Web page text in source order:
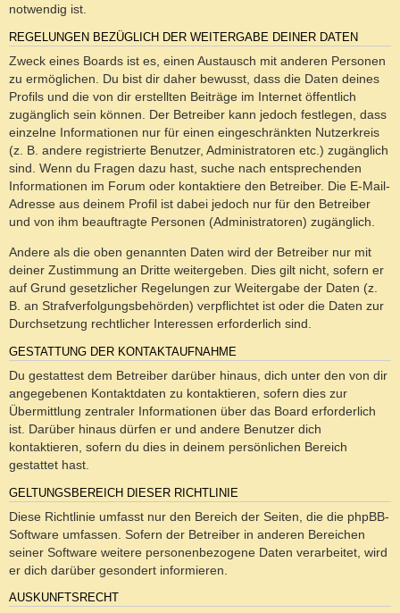
notwendig ist.
REGELUNGEN BEZÜGLICH DER WEITERGABE DEINER DATEN
Zweck eines Boards ist es, einen Austausch mit anderen Personen
zu ermöglichen. Du bist dir daher bewusst, dass die Daten deines
Profils und die von dir erstellten Beiträge im Internet öffentlich
zugänglich sein können. Der Betreiber kann jedoch festlegen, dass
einzelne Informationen nur für einen eingeschränkten Nutzerkreis
(z. B. andere registrierte Benutzer, Administratoren etc.) zugänglich
sind. Wenn du Fragen dazu hast, suche nach entsprechenden
Informationen im Forum oder kontaktiere den Betreiber. Die E-Mail-
Adresse aus deinem Profil ist dabei jedoch nur für den Betreiber
und von ihm beauftragte Personen (Administratoren) zugänglich.
Andere als die oben genannten Daten wird der Betreiber nur mit
deiner Zustimmung an Dritte weitergeben. Dies gilt nicht, sofern er
auf Grund gesetzlicher Regelungen zur Weitergabe der Daten (z.
B. an Strafverfolgungsbehörden) verpflichtet ist oder die Daten zur
Durchsetzung rechtlicher Interessen erforderlich sind.
GESTATTUNG DER KONTAKTAUFNAHME
Du gestattest dem Betreiber darüber hinaus, dich unter den von dir
angegebenen Kontaktdaten zu kontaktieren, sofern dies zur
Übermittlung zentraler Informationen über das Board erforderlich
ist. Darüber hinaus dürfen er und andere Benutzer dich
kontaktieren, sofern du dies in deinem persönlichen Bereich
gestattet hast.
GELTUNGSBEREICH DIESER RICHTLINIE
Diese Richtlinie umfasst nur den Bereich der Seiten, die die phpBB-
Software umfassen. Sofern der Betreiber in anderen Bereichen
seiner Software weitere personenbezogene Daten verarbeitet, wird
er dich darüber gesondert informieren.
AUSKUNFTSRECHT